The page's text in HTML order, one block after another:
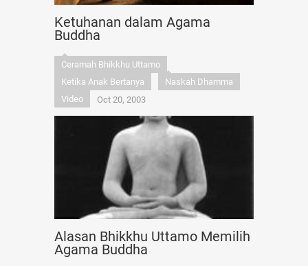
Ketuhanan dalam Agama
Buddha
Ceramah Bhikkhu Uttamo
Ketika Anak Bertanya
Naskah Dhamma
Video
Oct 20, 2003
Alasan Bhikkhu Uttamo Memilih
Agama Buddha